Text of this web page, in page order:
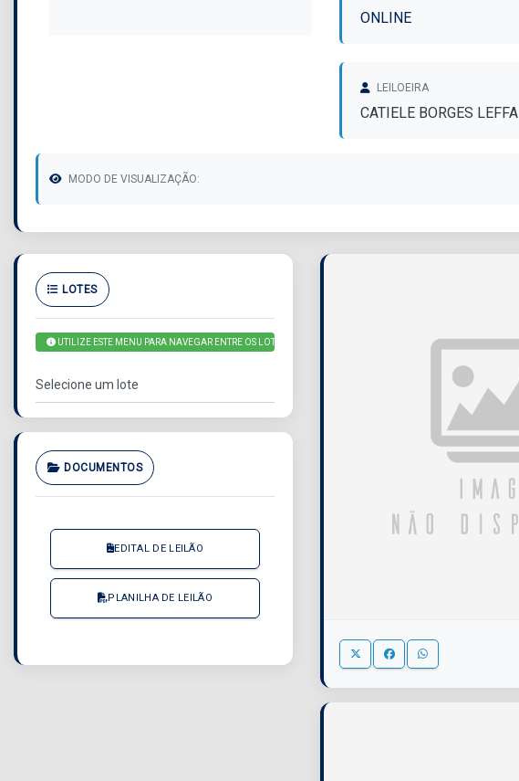
ONLINE
LEILOEIRA
CATIELE BORGES LEFFA
MODO DE VISUALIZAÇÃO:
LOTES
UTILIZE ESTE MENU PARA NAVEGAR ENTRE OS LOTES
DOCUMENTOS
EDITAL DE LEILÃO
PLANILHA DE LEILÃO